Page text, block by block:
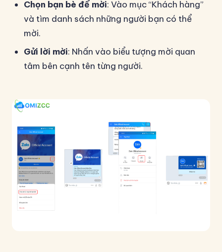
Chọn bạn bè để mời: Vào mục “Khách hàng”
và tìm danh sách những người bạn có thể
mời.
Gửi lời mời: Nhấn vào biểu tượng mời quan
tâm bên cạnh tên từng người.